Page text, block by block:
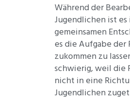
Während der
Jugendlichen ist
gemeinsamen
es die Aufgabe
zukommen zu
schwierig, weil die
nicht in eine
Jugendlichen